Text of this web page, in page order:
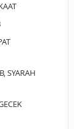
SYARAH